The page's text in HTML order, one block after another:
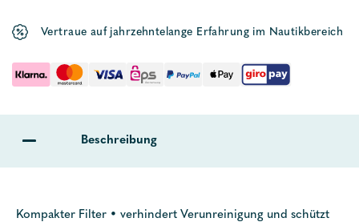
Vertraue auf jahrzehntelange Erfahrung im Nautikbereich
Beschreibung
Kompakter Filter • verhindert Verunreinigung und schützt